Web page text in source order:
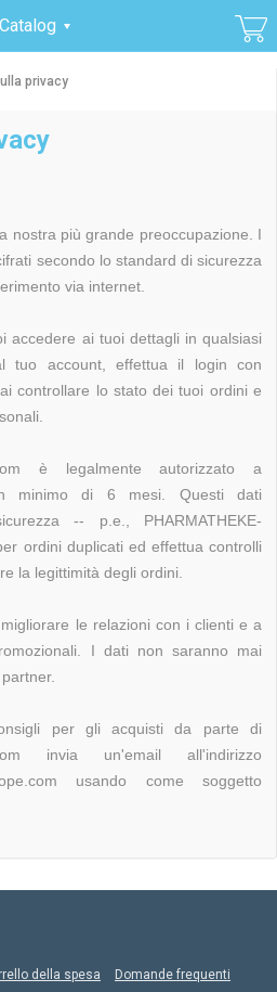
Catalog
privacy
nostra più grande preoccupazione. I
secondo lo standard di sicurezza
via internet.
accedere ai tuoi dettagli in qualsiasi
tuo account, effettua il login con
controllare lo stato dei tuoi ordini e
è legalmente autorizzato a
minimo di 6 mesi. Questi dati
-- p.e., PHARMATHEKE-
ordini duplicati ed effettua controlli
la legittimità degli ordini.
le relazioni con i clienti e a
I dati non saranno mai
per gli acquisti da parte di
invia un'email all'indirizzo
usando come soggetto
della spesa Domande frequenti